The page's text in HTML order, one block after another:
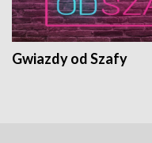
Gwiazdy od Szafy